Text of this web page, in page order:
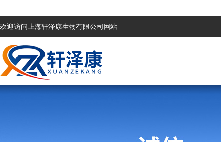
欢迎访问上海轩泽康生物有限公司网站